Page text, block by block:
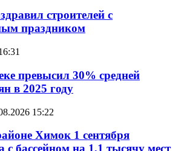
строителей с
праздником
превысил 30% средней
в 2025 году
15:22
Химок 1 сентября